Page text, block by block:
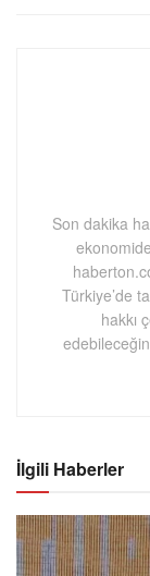
Son dakika
Türkiye’de
hakkı
İlgili Haberler